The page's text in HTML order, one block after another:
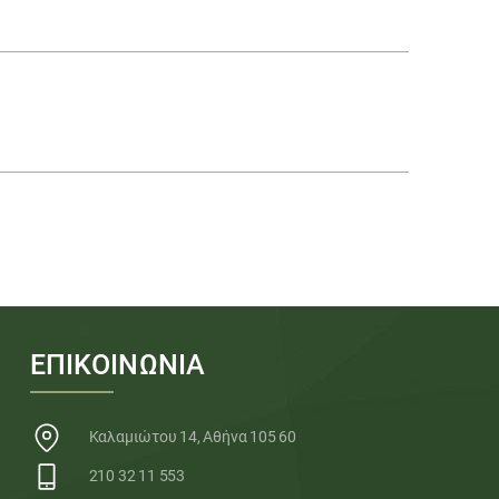
ΕΠΙΚΟΙΝΩΝΙΑ
Καλαμιώτου 14, Αθήνα 105 60
210 32 11 553